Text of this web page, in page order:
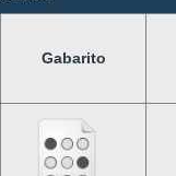
Gabarito